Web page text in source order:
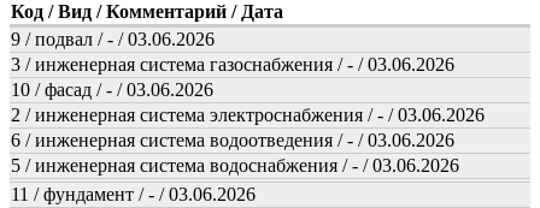
Код / Вид / Комментарий / Дата
9 / подвал / - / 03.06.2026
3 / инженерная система газоснабжения / - / 03.06.2026
10 / фасад / - / 03.06.2026
2 / инженерная система электроснабжения / - / 03.06.2026
6 / инженерная система водоотведения / - / 03.06.2026
5 / инженерная система водоснабжения / - / 03.06.2026
11 / фундамент / - / 03.06.2026